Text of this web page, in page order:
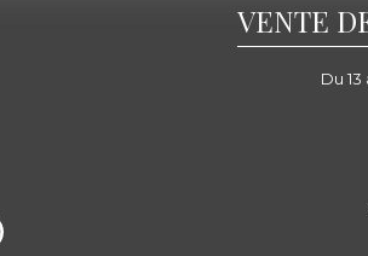
VENTE
Du